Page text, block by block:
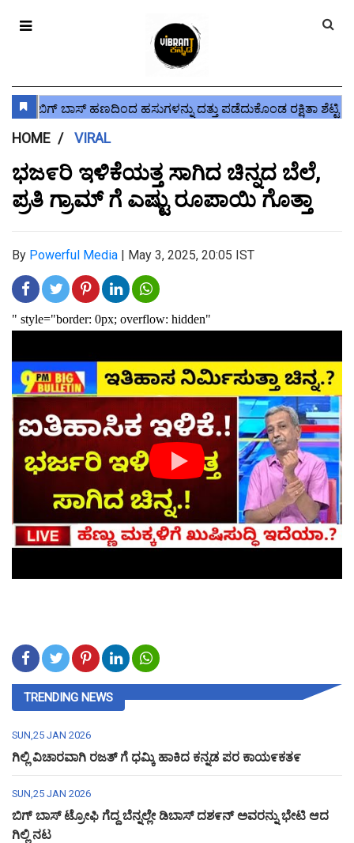
HOME VIRAL
ಭಜ೯ರಿ ಇಳಿಕೆಯತ್ತ ಸಾಗಿದ ಚಿನ್ನದ ಬೆಲೆ,
ಪ್ರತಿ ಗ್ರಾಮ್ ಗೆ ಎಷ್ಟು ರೂಪಾಯಿ ಗೊತ್ತಾ
By Powerful Media | May 3, 2025, 20:05 IST
TRENDING NEWS
SUN,25 JAN 2026
ಗಿಲ್ಲಿ ವಿಚಾರವಾಗಿ ರಜತ್ ಗೆ ಧಮ್ಕಿ ಹಾಕಿದ ಕನ್ನಡ ಪರ ಕಾಯ೯ಕತ೯
SUN,25 JAN 2026
ಬಿಗ್ ಬಾಸ್ ಟ್ರೋಫಿ ಗೆದ್ದ ಬೆನ್ನಲ್ಲೇ ಡಿಬಾಸ್ ದಶ೯ನ್ ಅವರನ್ನು ಭೇಟಿ ಆದ
ಗಿಲ್ಲಿ ನಟ